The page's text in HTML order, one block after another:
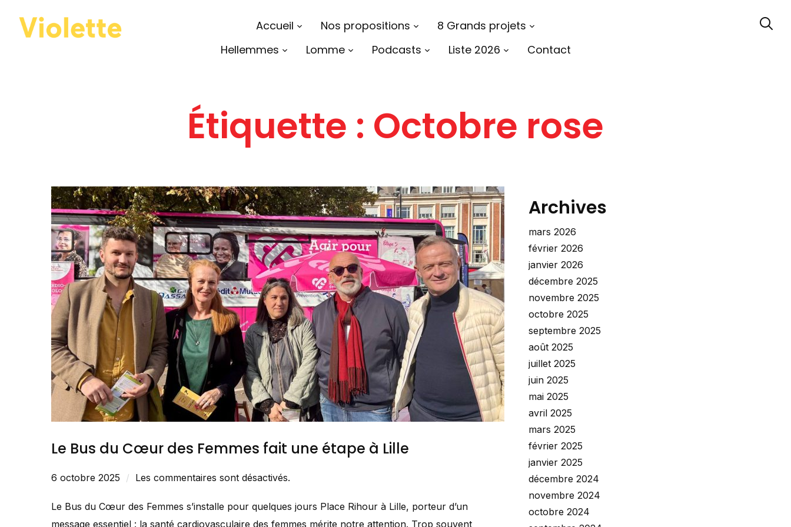
Accueil Nos propositions
8 Grands projets
Hellemmes
Lomme Podcasts Liste 2026 Contact
Étiquette : Octobre rose
Le Bus du Cœur des Femmes fait une étape à Lille
6 octobre 2025 Les commentaires sont désactivés.
Le Bus du Cœur des Femmes s’installe pour quelques jours Place Rihour à Lille, porteur d’un
message essentiel : la santé cardiovasculaire des femmes mérite notre attention. Trop souvent
Archives
mars 2026
février 2026
janvier 2026
décembre 2025
novembre 2025
octobre 2025
septembre 2025
août 2025
juillet 2025
juin 2025
mai 2025
avril 2025
mars 2025
février 2025
janvier 2025
décembre 2024
novembre 2024
octobre 2024